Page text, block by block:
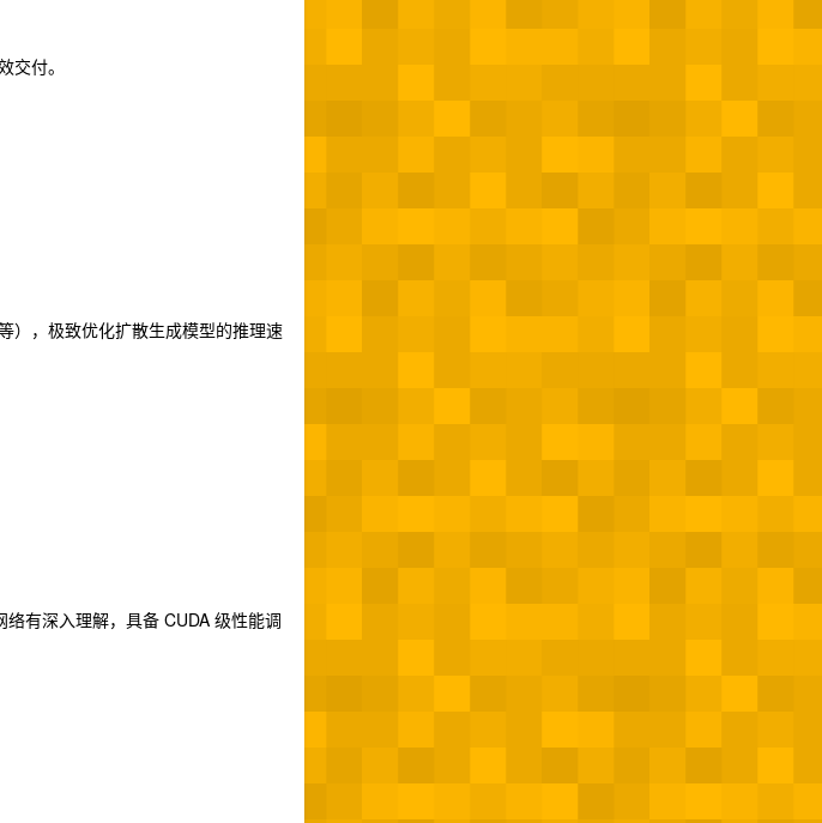
付。
），极致优化扩散生成模型的推理速
有深入理解，具备 CUDA 级性能调